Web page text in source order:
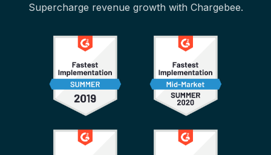
Supercharge revenue growth with Chargebee.